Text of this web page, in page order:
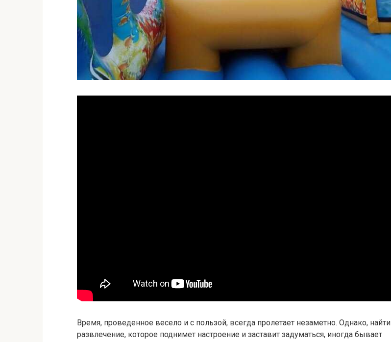
Время, проведенное весело и с пользой, всегда пролетает незаметно. Однако, найти
развлечение, которое поднимет настроение и заставит задуматься, иногда бывает